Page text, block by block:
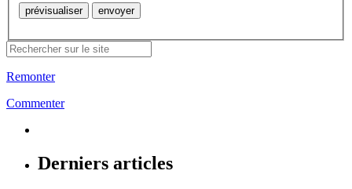
Remonter
Commenter
Derniers articles